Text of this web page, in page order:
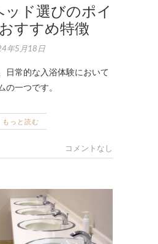
ド選びのポイ
すすめ特徴
年5月18日
日常的な入浴体験において
の一つです。
もっと読む
コメントなし